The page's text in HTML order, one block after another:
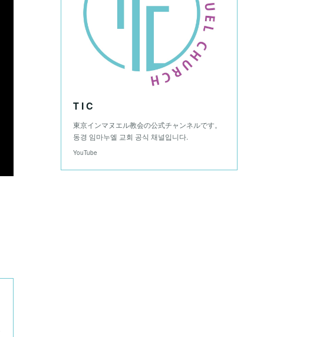
T I C
東京インマヌエル教会の公式チャンネルです。
동경 임마누엘 교회 공식 채널입니다.
YouTube